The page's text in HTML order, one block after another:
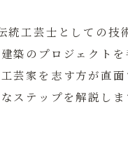
工芸士としての技
築のプロジェクト
芸家を志す方が直面
ステップを解説しま